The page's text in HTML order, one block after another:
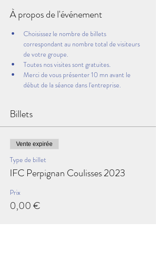
À propos de l'événement
Choisissez le nombre de billets
correspondant au nombre total de visiteurs
de votre groupe.
Toutes nos visites sont gratuites.
Merci de vous présenter 10 mn avant le
début de la séance dans l'entreprise.
Billets
Vente expirée
Type de billet
IFC Perpignan Coulisses 2023
Prix
0,00 €